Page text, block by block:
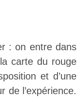
: on entre dans
carte du rouge
et d’une
l’expérience.